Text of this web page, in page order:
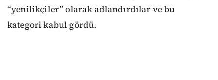
“yenilikçiler” olarak adlandırdılar ve bu
kategori kabul gördü.